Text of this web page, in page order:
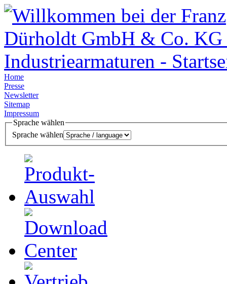
Home
Presse
Newsletter
Sitemap
Impressum
Sprache wählen
Sprache wählen